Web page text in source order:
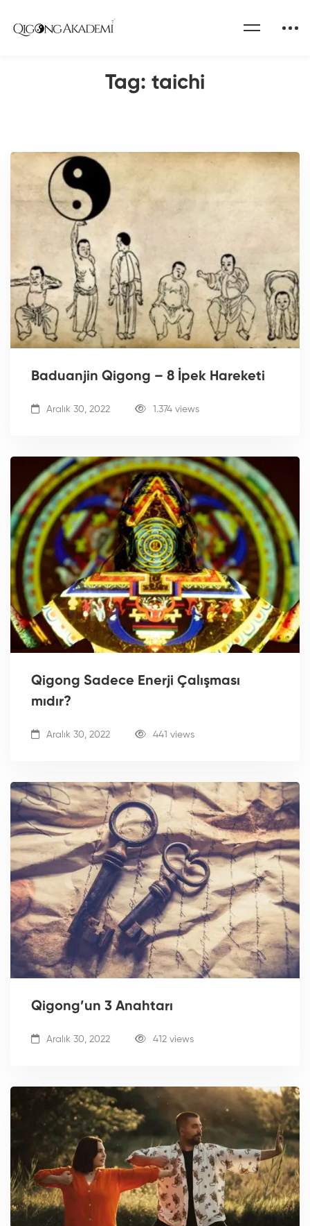
Tag: taichi
Qigong Akademi Blog
Baduanjin Qigong – 8 İpek Hareketi
Aralık 30, 2022 1.374 views
Qigong Sadece Enerji Çalışması
mıdır?
Aralık 30, 2022 441 views
Qigong’un 3 Anahtarı
Aralık 30, 2022 412 views